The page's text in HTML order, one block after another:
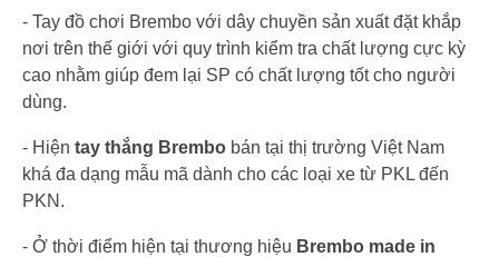
- Tay đồ chơi Brembo với dây chuyền sản xuất đặt khắp
nơi trên thế giới với quy trình kiểm tra chất lượng cực kỳ
cao nhằm giúp đem lại SP có chất lượng tốt cho người
dùng.
- Hiện tay thắng Brembo bán tại thị trường Việt Nam
khá đa dạng mẫu mã dành cho các loại xe từ PKL đến
PKN.
- Ở thời điểm hiện tại thương hiệu Brembo made in